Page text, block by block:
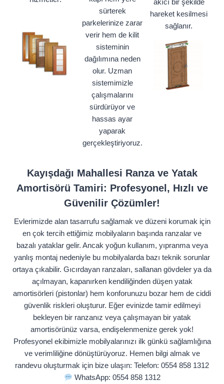
sürterek
parkelerinize zarar
verir hem de kilit
sisteminin
dağılımına neden
olur. Uzman
sistemimizle
çalışmalarını
sürdürüyor ve
hassas ayar
yaparak
gerçekleştiriyoruz.
akıcı bir şekilde
hareket kesilmesi
sağlanır.
Kayışdağı Mahallesi Ranza ve Yatak
Amortisörü Tamiri: Profesyonel, Hızlı ve
Güvenilir Çözümler!
Evlerimizde alan tasarrufu sağlamak ve düzeni korumak için
en çok tercih ettiğimiz mobilyaların başında ranzalar ve
bazalı yataklar gelir. Ancak yoğun kullanım, yıpranma veya
yanlış montaj nedeniyle bu mobilyalarda bazı teknik sorunlar
ortaya çıkabilir. Gıcırdayan ranzaları, sallanan gövdeler ya da
açılmayan, kapanırken kendiliğinden düşen yatak
amortisörleri (pistonlar) hem konforunuzu bozar hem de ciddi
güvenlik riskleri oluşturur. Eğer evinizde tamir edilmeyi
bekleyen bir ranzanız veya çalışmayan bir yatak
amortisörünüz varsa, endişelenmenize gerek yok!
Profesyonel ekibimizle mobilyalarınızı ilk günkü sağlamlığına
ve verimliliğine dönüştürüyoruz. Hemen bilgi almak ve
randevu oluşturmak için bize ulaşın: Telefon: 0554 858 1312
WhatsApp: 0554 858 1312